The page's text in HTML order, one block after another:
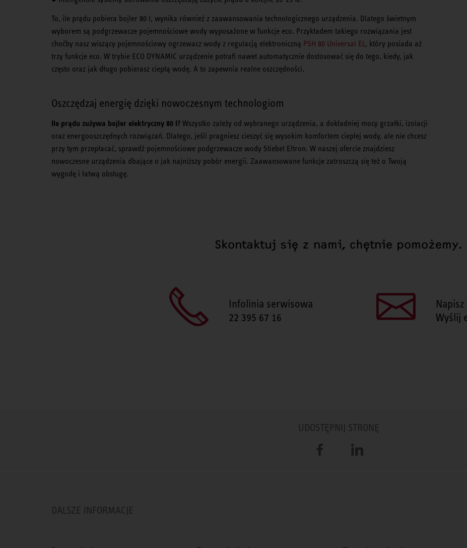
To, ile prądu pobiera bojler 80 l, wynika również z zaawansowania technologicznego urządzenia. Dlatego świetnym
wyborem są podgrzewacze pojemnościowe wody wyposażone w funkcje eco. Przykładem takiego rozwiązania jest
choćby nasz wiszący pojemnościowy ogrzewacz wody z regulacją elektroniczną PSH 80 Universal EL , który posiada aż
trzy funkcje eco. W trybie ECO DYNAMIC urządzenie potrafi nawet automatycznie dostosować się do tego, kiedy, jak
często oraz jak długo pobierasz ciepłą wodę. A to zapewnia realne oszczędności.
Oszczędzaj energię dzięki nowoczesnym technologiom
Ile prądu zużywa bojler elektryczny 80 l? Wszystko zależy od wybranego urządzenia, a dokładniej mocy grzałki, izolacji
oraz energooszczędnych rozwiązań. Dlatego, jeśli pragniesz cieszyć się wysokim komfortem ciepłej wody, ale nie chcesz
przy tym przepłacać, sprawdź pojemnościowe podgrzewacze wody Stiebel Eltron. W naszej ofercie znajdziesz
nowoczesne urządzenia dbające o jak najniższy pobór energii. Zaawansowane funkcje zatroszczą się też o Twoją
wygodę i łatwą obsługę.
Skontaktuj się z nami, chętnie pomożemy.
Infolinia serwisowa
22 395 67 16
Wyślij
UDOSTĘPNIJ STRONĘ
Facebook LinkedIn
DALSZE INFORMACJE